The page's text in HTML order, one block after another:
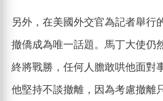
另外，在美國外交官為記者舉行
撤僑成為唯一話題。馬丁大使仍
終將戰勝，任何人膽敢哄他面對
他堅持不談撤離，因為考慮撤離